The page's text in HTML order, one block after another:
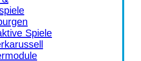
Spiele